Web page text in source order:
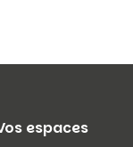
espaces